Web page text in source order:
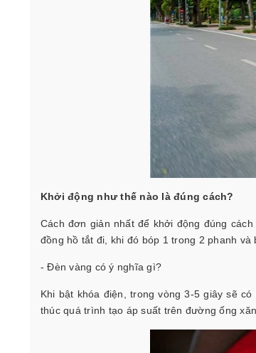
Khởi động như thế nào là đúng cách?
Cách đơn giản nhất để khởi động đúng
đồng hồ tắt đi, khi đó bóp 1 trong 2 phanh và
- Đèn vàng có ý nghĩa gì?
Khi bật khóa điện, trong vòng 3-5 giây sẽ
thúc quá trình tạo áp suất trên đường ống